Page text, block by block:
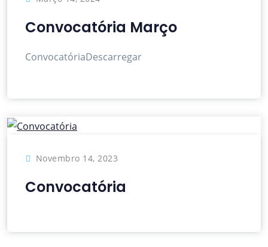
Convocatória Março
ConvocatóriaDescarregar
Novembro 14, 2023
Convocatória